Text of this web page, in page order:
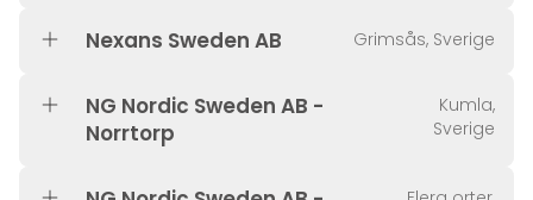
Nexans Sweden AB Grimsås, Sverige
NG Nordic Sweden AB -
Norrtorp
Kumla,
Sverige